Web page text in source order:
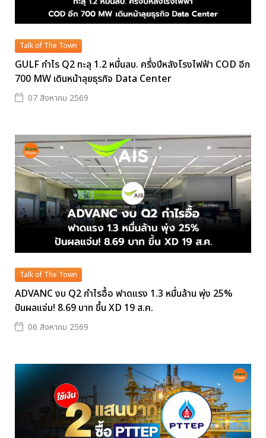
Talk of The Town
GULF กำไร Q2 ทะลุ 1.2 หมื่นลบ. ครึ่งปีหลังโรงไฟฟ้า COD อีก
700 MW เดินหน้าลุยธุรกิจ Data Center
07 สิงหาคม 2569
Talk of The Town
ADVANC งบ Q2 กำไรอื้อ ฟาดแรง 1.3 หมื่นล้าน พุ่ง 25%
ปันผลแจ่ม! 8.69 บาท ขึ้น XD 19 ส.ค.
06 สิงหาคม 2569